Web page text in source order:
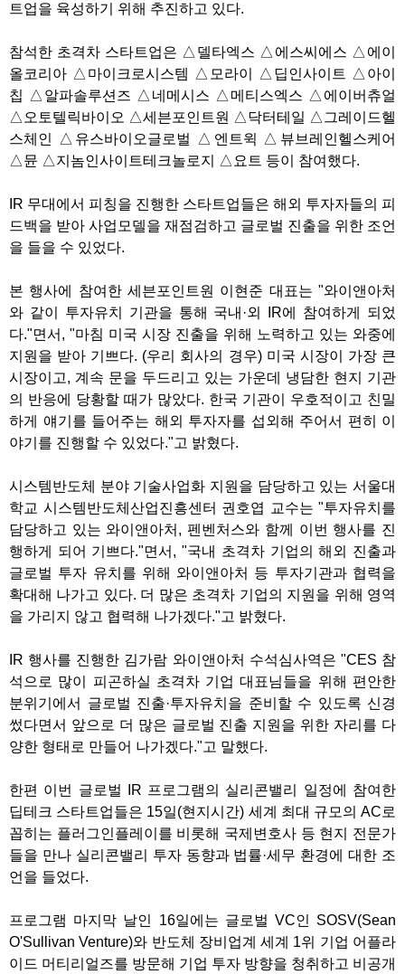
트업을 육성하기 위해 추진하고 있다.
참석한 초격차 스타트업은 △델타엑스 △에스씨에스 △에이
올코리아 △마이크로시스템 △모라이 △딥인사이트 △아이
칩 △알파솔루션즈 △네메시스 △메티스엑스 △에이버츄얼
△오토텔릭바이오 △세븐포인트원 △닥터테일 △그레이드헬
스체인 △유스바이오글로벌 △엔트윅 △뷰브레인헬스케어
△뮨 △지놈인사이트테크놀로지 △요트 등이 참여했다.
IR 무대에서 피칭을 진행한 스타트업들은 해외 투자자들의 피
드백을 받아 사업모델을 재점검하고 글로벌 진출을 위한 조언
을 들을 수 있었다.
본 행사에 참여한 세븐포인트원 이현준 대표는 "와이앤아처
와 같이 투자유치 기관을 통해 국내·외 IR에 참여하게 되었
다."면서, "마침 미국 시장 진출을 위해 노력하고 있는 와중에
지원을 받아 기쁘다. (우리 회사의 경우) 미국 시장이 가장 큰
시장이고, 계속 문을 두드리고 있는 가운데 냉담한 현지 기관
의 반응에 당황할 때가 많았다. 한국 기관이 우호적이고 친밀
하게 얘기를 들어주는 해외 투자자를 섭외해 주어서 편히 이
야기를 진행할 수 있었다."고 밝혔다.
시스템반도체 분야 기술사업화 지원을 담당하고 있는 서울대
학교 시스템반도체산업진흥센터 권호엽 교수는 "투자유치를
담당하고 있는 와이앤아처, 펜벤처스와 함께 이번 행사를 진
행하게 되어 기쁘다."면서, "국내 초격차 기업의 해외 진출과
글로벌 투자 유치를 위해 와이앤아처 등 투자기관과 협력을
확대해 나가고 있다. 더 많은 초격차 기업의 지원을 위해 영역
을 가리지 않고 협력해 나가겠다."고 밝혔다.
IR 행사를 진행한 김가람 와이앤아처 수석심사역은 "CES 참
석으로 많이 피곤하실 초격차 기업 대표님들을 위해 편안한
분위기에서 글로벌 진출·투자유치을 준비할 수 있도록 신경
썼다면서 앞으로 더 많은 글로벌 진출 지원을 위한 자리를 다
양한 형태로 만들어 나가겠다."고 말했다.
한편 이번 글로벌 IR 프로그램의 실리콘밸리 일정에 참여한
딥테크 스타트업들은 15일(현지시간) 세계 최대 규모의 AC로
꼽히는 플러그인플레이를 비롯해 국제변호사 등 현지 전문가
들을 만나 실리콘밸리 투자 동향과 법률·세무 환경에 대한 조
언을 들었다.
프로그램 마지막 날인 16일에는 글로벌 VC인 SOSV(Sean
O'Sullivan Venture)와 반도체 장비업계 세계 1위 기업 어플라
이드 머티리얼즈를 방문해 기업 투자 방향을 청취하고 비공개